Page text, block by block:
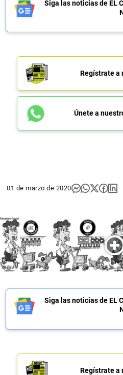
Siga las noticias de EL
Regístrate a
Únete a
01 de marzo de 2020
Siga las noticias de EL
Regístrate a